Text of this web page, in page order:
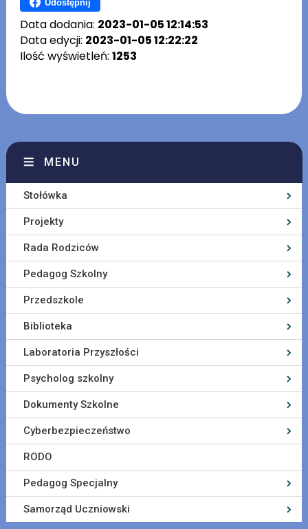
Udostępnij
Data dodania: 2023-01-05 12:14:53
Data edycji: 2023-01-05 12:22:22
Ilość wyświetleń: 1253
MENU
Stołówka
Projekty
Rada Rodziców
Pedagog Szkolny
Przedszkole
Biblioteka
Laboratoria Przyszłości
Psycholog szkolny
Dokumenty Szkolne
Cyberbezpieczeństwo
RODO
Pedagog Specjalny
Samorząd Uczniowski